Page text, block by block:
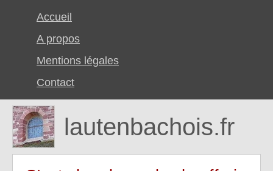
Accueil
A propos
Mentions légales
Contact
lautenbachois.fr